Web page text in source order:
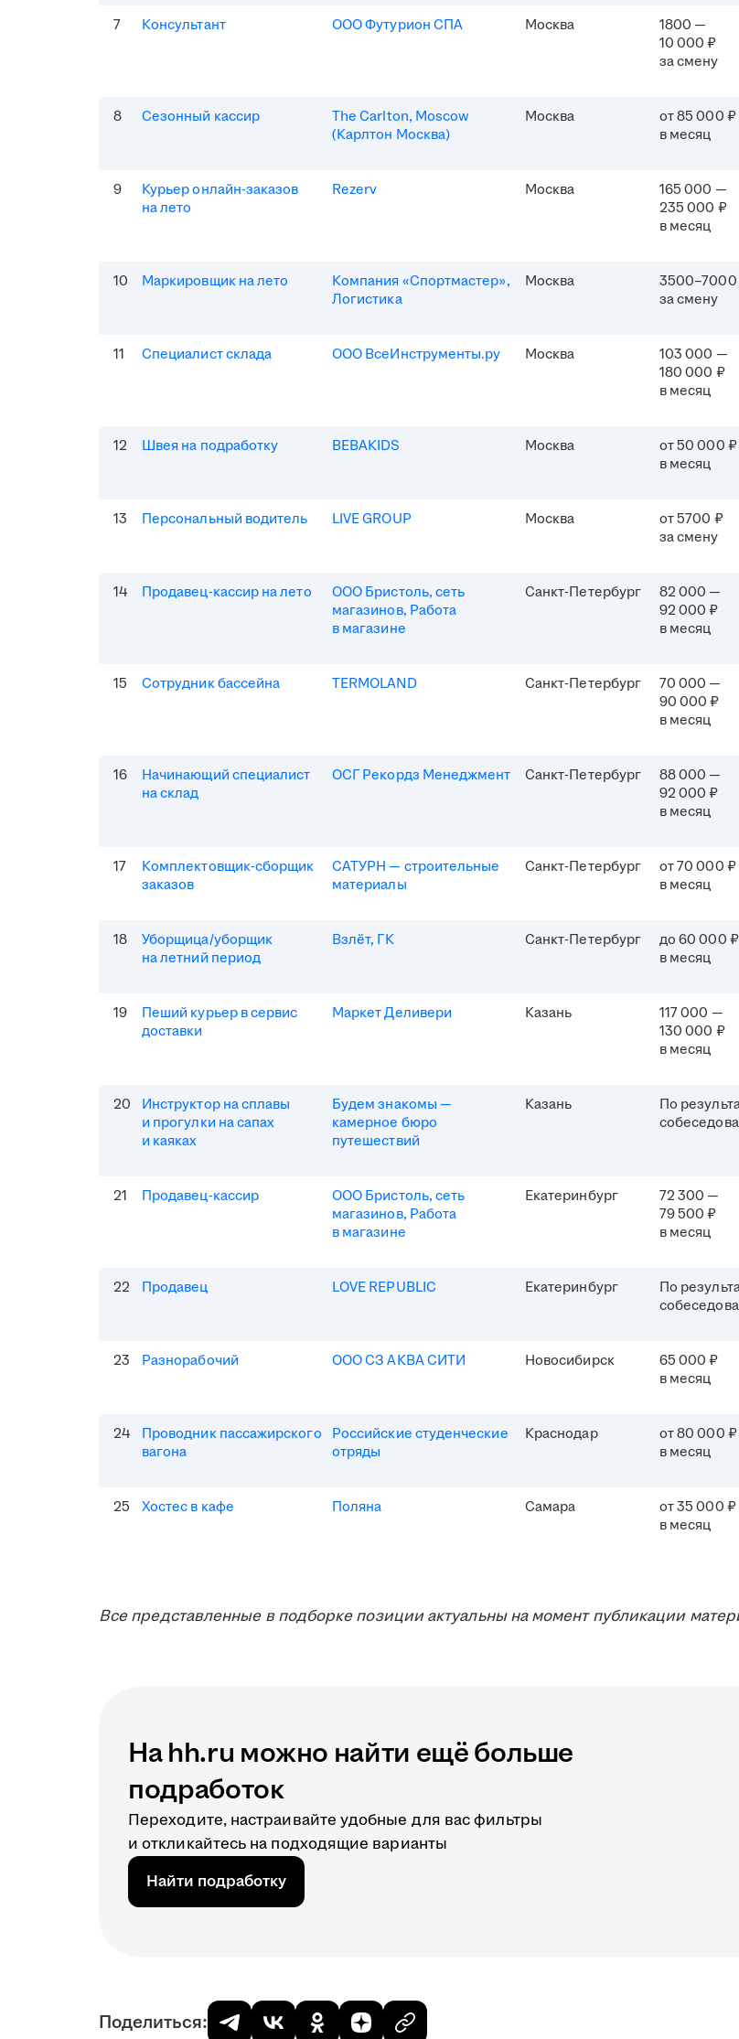
7 Консультант ООО Футурион СПА Москва
1800 —
10 000 ₽
за смену
8 Сезонный кассир
The Carlton, Moscow
(Карлтон Москва)
Москва
от 85 000 ₽
в месяц
9
Курьер онлайн-заказов
на лето
Rezerv Москва
165 000 —
235 000 ₽
в месяц
10 Маркировщик на лето
Компания «Спортмастер»,
Логистика
Москва
за смену
11 Специалист склада ООО ВсеИнструменты.ру Москва
103 000 —
180 000 ₽
в месяц
12 Швея на подработку BEBAKIDS Москва
от 50 000 ₽
в месяц
13 Персональный водитель LIVE GROUP Москва
от 5700 ₽
за смену
14 Продавец-кассир на лето
ООО Бристоль, сеть
магазинов, Работа
в магазине
Санкт-Петербург
82 000 —
92 000 ₽
в месяц
15 Сотрудник бассейна TERMOLAND Санкт-Петербург
70 000 —
90 000 ₽
в месяц
16
Начинающий специалист
на склад
ОСГ Рекордз Менеджмент Санкт-Петербург
88 000 —
92 000 ₽
в месяц
17
Комплектовщик-сборщик
заказов
САТУРН — строительные
материалы
Санкт-Петербург
от 70 000 ₽
в месяц
18
Уборщица/уборщик
на летний период
Взлёт, ГК Санкт-Петербург
до 60 000 ₽
в месяц
19
Пеший курьер в сервис
доставки
Маркет Деливери Казань
117 000 —
130 000 ₽
в месяц
20
Инструктор на сплавы
и прогулки на сапах
и каяках
Будем знакомы —
камерное бюро
путешествий
Казань
По
21 Продавец-кассир
ООО Бристоль, сеть
магазинов, Работа
в магазине
Екатеринбург
72 300 —
79 500 ₽
в месяц
22 Продавец LOVE REPUBLIC Екатеринбург
По
23 Разнорабочий ООО СЗ АКВА СИТИ Новосибирск
65 000 ₽
в месяц
24
Проводник пассажирского
вагона
Российские студенческие
отряды
Краснодар
от 80 000 ₽
в месяц
25 Хостес в кафе Поляна Самара
от 35 000 ₽
в месяц
Все представленные в подборке позиции актуальны на момент публикации
На hh.ru можно найти ещё больше
подработок
Переходите, настраивайте удобные для вас фильтры
и откликайтесь на подходящие варианты
Найти подработку
Поделиться: